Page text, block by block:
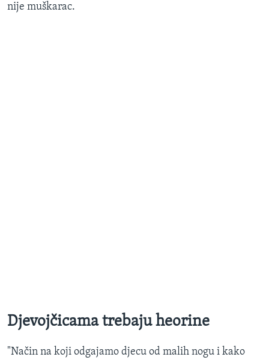
nije muškarac. ​
Djevojčicama trebaju heorine
"Način na koji odgajamo djecu od malih nogu i kako